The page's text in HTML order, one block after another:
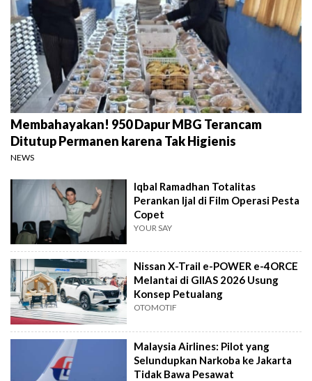
Membahayakan! 950 Dapur MBG Terancam
Ditutup Permanen karena Tak Higienis
NEWS
Iqbal Ramadhan Totalitas
Perankan Ijal di Film Operasi Pesta
Copet
YOUR SAY
Nissan X-Trail e-POWER e-4ORCE
Melantai di GIIAS 2026 Usung
Konsep Petualang
OTOMOTIF
Malaysia Airlines: Pilot yang
Selundupkan Narkoba ke Jakarta
Tidak Bawa Pesawat